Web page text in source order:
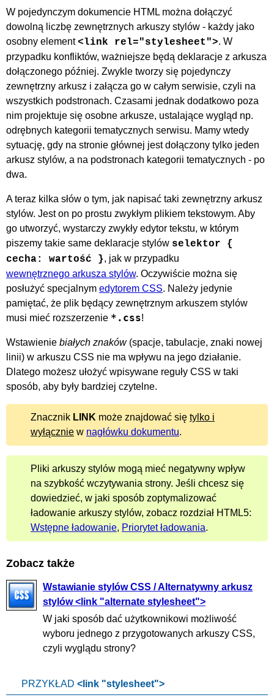
W pojedynczym dokumencie HTML można dołączyć
dowolną liczbę zewnętrznych arkuszy stylów - każdy jako
osobny element<link rel="stylesheet">. W
przypadku konfliktów, ważniejsze będą deklaracje z arkusza
dołączonego później. Zwykle tworzy się pojedynczy
zewnętrzny arkusz i załącza go w całym serwisie, czyli na
wszystkich podstronach. Czasami jednak dodatkowo poza
nim projektuje się osobne arkusze, ustalające wygląd np.
odrębnych kategorii tematycznych serwisu. Mamy wtedy
sytuację, gdy na stronie głównej jest dołączony tylko jeden
arkusz stylów, a na podstronach kategorii tematycznych - po
dwa.
A teraz kilka słów o tym, jak napisać taki zewnętrzny arkusz
stylów. Jest on po prostu zwykłym plikiem tekstowym. Aby
go utworzyć, wystarczy zwykły edytor tekstu, w którym
piszemy takie same deklaracje stylów selektor {
cecha: wartość }, jak w przypadku
wewnętrznego arkusza stylów. Oczywiście można się
posłużyć specjalnym edytorem CSS. Należy jedynie
pamiętać, że plik będący zewnętrznym arkuszem stylów
musi mieć rozszerzenie *.css!
Wstawienie białych znaków(spacje, tabulacje, znaki nowej
linii) w arkuszu CSS nie ma wpływu na jego działanie.
Dlatego możesz ułożyć wpisywane reguły CSS w taki
sposób, aby były bardziej czytelne.
Znacznik LINK może znajdować się tylko i
wyłącznie w nagłówku dokumentu.
Pliki arkuszy stylów mogą mieć negatywny wpływ
na szybkość wczytywania strony. Jeśli chcesz się
dowiedzieć, w jaki sposób zoptymalizować
ładowanie arkuszy stylów, zobacz rozdział HTML5:
Wstępne ładowanie, Priorytet ładowania.
Zobacz także
Wstawianie stylów CSS / Alternatywny arkusz
stylów <link "alternate stylesheet">
W jaki sposób dać użytkownikowi możliwość
wyboru jednego z przygotowanych arkuszy CSS,
czyli wyglądu strony?
PRZYKŁAD <link "stylesheet">